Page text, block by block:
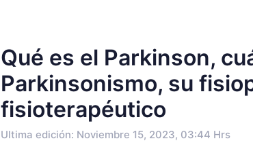
Qué es el Parkinson,
Parkinsonismo, su
fisioterapéutico
Ultima edición: Noviembre 15, 2023, 03:44 Hrs